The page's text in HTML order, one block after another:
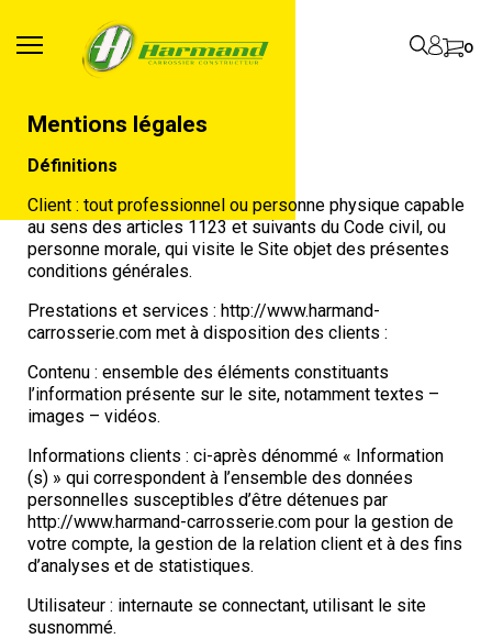
0
Mentions légales
Définitions
Client : tout professionnel ou personne physique capable
au sens des articles 1123 et suivants du Code civil, ou
personne morale, qui visite le Site objet des présentes
conditions générales.
Prestations et services : http://www.harmand-
carrosserie.com met à disposition des clients :
Contenu : ensemble des éléments constituants
l’information présente sur le site, notamment textes –
images – vidéos.
Informations clients : ci-après dénommé « Information
(s) » qui correspondent à l’ensemble des données
personnelles susceptibles d’être détenues par
http://www.harmand-carrosserie.com pour la gestion de
votre compte, la gestion de la relation client et à des fins
d’analyses et de statistiques.
Utilisateur : internaute se connectant, utilisant le site
susnommé.